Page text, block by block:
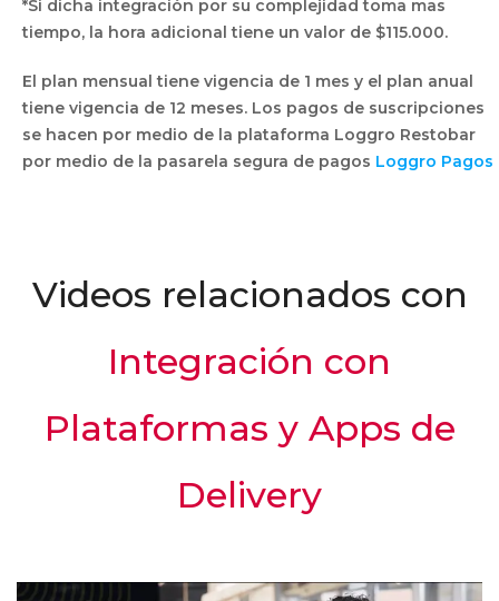
Configuración inicial de carta
(hasta 100 productos). Hasta 5
$488.990
Capacitación personalizada de 2
horas
$230.000
*Si dicha integración por su complejidad toma mas
tiempo, la hora adicional tiene un valor de $115.000.
El plan mensual tiene vigencia de 1 mes y el plan anual
tiene vigencia de 12 meses. Los pagos de suscripciones
se hacen por medio de la plataforma Loggro Restobar
por medio de la pasarela segura de pagos Loggro Pagos
Videos relacionados con
Integración con
Plataformas y Apps de
Delivery